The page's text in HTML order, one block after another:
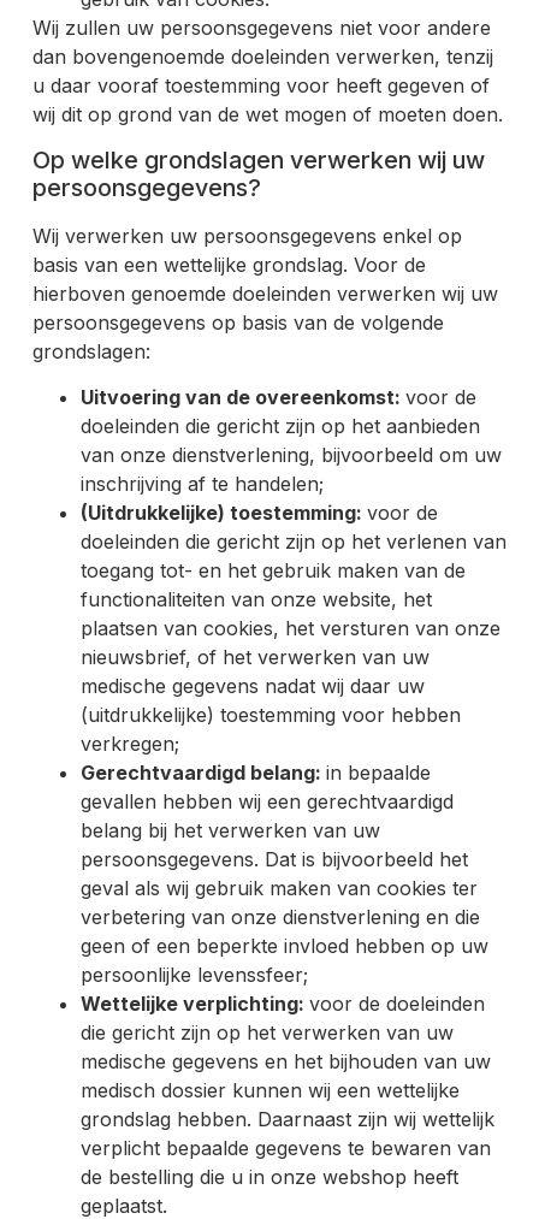
Wij zullen uw persoonsgegevens niet voor andere
dan bovengenoemde doeleinden verwerken, tenzij
u daar vooraf toestemming voor heeft gegeven of
wij dit op grond van de wet mogen of moeten doen.
Op welke grondslagen verwerken wij uw
persoonsgegevens?
Wij verwerken uw persoonsgegevens enkel op
basis van een wettelijke grondslag. Voor de
hierboven genoemde doeleinden verwerken wij uw
persoonsgegevens op basis van de volgende
grondslagen:
Uitvoering van de overeenkomst: voor de
doeleinden die gericht zijn op het aanbieden
van onze dienstverlening, bijvoorbeeld om uw
inschrijving af te handelen;
(Uitdrukkelijke) toestemming: voor de
doeleinden die gericht zijn op het verlenen van
toegang tot- en het gebruik maken van de
functionaliteiten van onze website, het
plaatsen van cookies, het versturen van onze
nieuwsbrief, of het verwerken van uw
medische gegevens nadat wij daar uw
(uitdrukkelijke) toestemming voor hebben
verkregen;
Gerechtvaardigd belang: in bepaalde
gevallen hebben wij een gerechtvaardigd
belang bij het verwerken van uw
persoonsgegevens. Dat is bijvoorbeeld het
geval als wij gebruik maken van cookies ter
verbetering van onze dienstverlening en die
geen of een beperkte invloed hebben op uw
persoonlijke levenssfeer;
Wettelijke verplichting: voor de doeleinden
die gericht zijn op het verwerken van uw
medische gegevens en het bijhouden van uw
medisch dossier kunnen wij een wettelijke
grondslag hebben. Daarnaast zijn wij wettelijk
verplicht bepaalde gegevens te bewaren van
de bestelling die u in onze webshop heeft
geplaatst.